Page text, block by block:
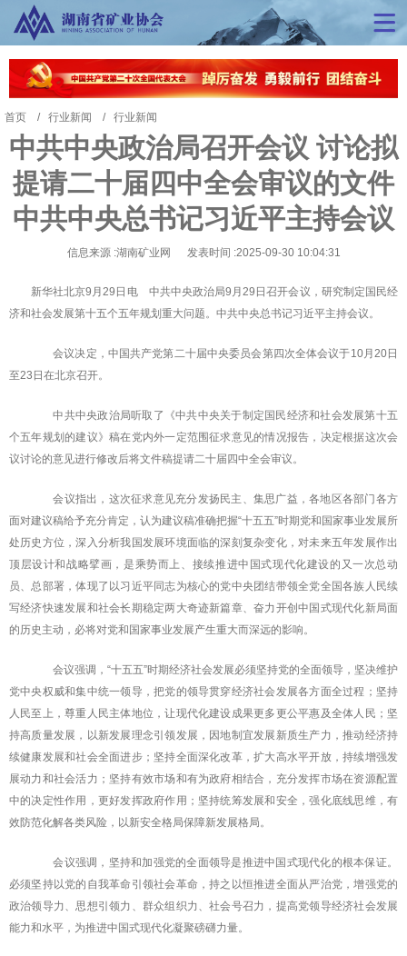
首页 行业新闻 行业新闻
中共中央政治局召开会议 讨论拟
提请二十届四中全会审议的文件
中共中央总书记习近平主持会议
信息来源 :湖南矿业网 发表时间 :2025-09-30 10:04:31
新华社北京9月29日电 中共中央政治局9月29日召开会议，研究制定国民经
济和社会发展第十五个五年规划重大问题。中共中央总书记习近平主持会议。
会议决定，中国共产党第二十届中央委员会第四次全体会议于10月20日
至23日在北京召开。
中共中央政治局听取了《中共中央关于制定国民经济和社会发展第十五
个五年规划的建议》稿在党内外一定范围征求意见的情况报告，决定根据这次会
议讨论的意见进行修改后将文件稿提请二十届四中全会审议。
会议指出，这次征求意见充分发扬民主、集思广益，各地区各部门各方
面对建议稿给予充分肯定，认为建议稿准确把握“十五五”时期党和国家事业发展所
处历史方位，深入分析我国发展环境面临的深刻复杂变化，对未来五年发展作出
顶层设计和战略擘画，是乘势而上、接续推进中国式现代化建设的又一次总动
员、总部署，体现了以习近平同志为核心的党中央团结带领全党全国各族人民续
写经济快速发展和社会长期稳定两大奇迹新篇章、奋力开创中国式现代化新局面
的历史主动，必将对党和国家事业发展产生重大而深远的影响。
会议强调，“十五五”时期经济社会发展必须坚持党的全面领导，坚决维护
党中央权威和集中统一领导，把党的领导贯穿经济社会发展各方面全过程；坚持
人民至上，尊重人民主体地位，让现代化建设成果更多更公平惠及全体人民；坚
持高质量发展，以新发展理念引领发展，因地制宜发展新质生产力，推动经济持
续健康发展和社会全面进步；坚持全面深化改革，扩大高水平开放，持续增强发
展动力和社会活力；坚持有效市场和有为政府相结合，充分发挥市场在资源配置
中的决定性作用，更好发挥政府作用；坚持统筹发展和安全，强化底线思维，有
效防范化解各类风险，以新安全格局保障新发展格局。
会议强调，坚持和加强党的全面领导是推进中国式现代化的根本保证。
必须坚持以党的自我革命引领社会革命，持之以恒推进全面从严治党，增强党的
政治领导力、思想引领力、群众组织力、社会号召力，提高党领导经济社会发展
能力和水平，为推进中国式现代化凝聚磅礴力量。